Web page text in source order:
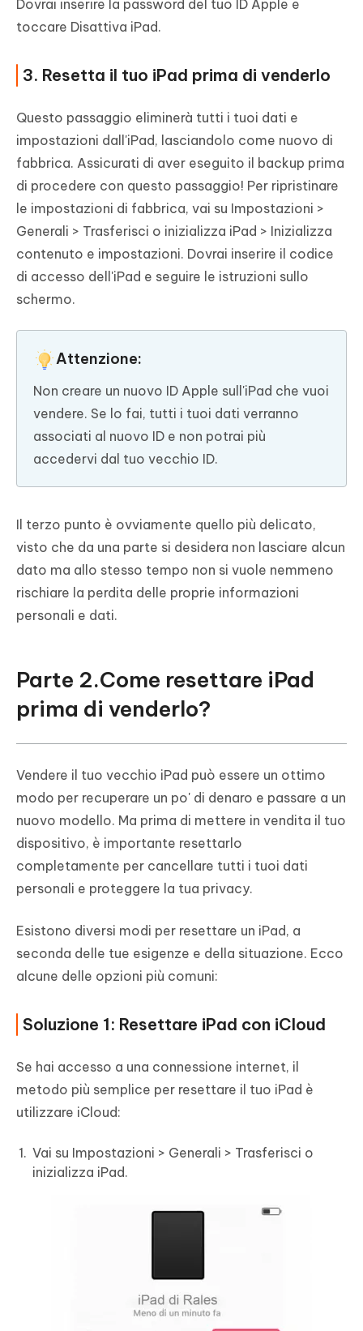
Dovrai inserire la password del tuo ID Apple e
toccare Disattiva iPad.
3. Resetta il tuo iPad prima di venderlo
Questo passaggio eliminerà tutti i tuoi dati e
impostazioni dall'iPad, lasciandolo come nuovo di
fabbrica. Assicurati di aver eseguito il backup prima
di procedere con questo passaggio! Per ripristinare
le impostazioni di fabbrica, vai su Impostazioni >
Generali > Trasferisci o inizializza iPad > Inizializza
contenuto e impostazioni. Dovrai inserire il codice
di accesso dell'iPad e seguire le istruzioni sullo
schermo.
Attenzione:
Non creare un nuovo ID Apple sull'iPad che vuoi
vendere. Se lo fai, tutti i tuoi dati verranno
associati al nuovo ID e non potrai più
accedervi dal tuo vecchio ID.
Il terzo punto è ovviamente quello più delicato,
visto che da una parte si desidera non lasciare alcun
dato ma allo stesso tempo non si vuole nemmeno
rischiare la perdita delle proprie informazioni
personali e dati.
Parte 2.Come resettare iPad
prima di venderlo?
Vendere il tuo vecchio iPad può essere un ottimo
modo per recuperare un po' di denaro e passare a un
nuovo modello. Ma prima di mettere in vendita il tuo
dispositivo, è importante resettarlo
completamente per cancellare tutti i tuoi dati
personali e proteggere la tua privacy.
Esistono diversi modi per resettare un iPad, a
seconda delle tue esigenze e della situazione. Ecco
alcune delle opzioni più comuni:
Soluzione 1: Resettare iPad con iCloud
Se hai accesso a una connessione internet, il
metodo più semplice per resettare il tuo iPad è
utilizzare iCloud:
Vai su Impostazioni > Generali > Trasferisci o
inizializza iPad.